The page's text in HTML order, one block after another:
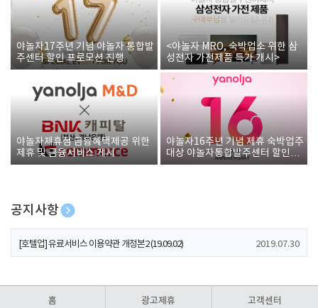
야놀자17주년 기념 야놀자 통합발
주센터 할인 프로모션 진행
<야놀자 MRO, 숙박업소 위한 삼
성전자 가전제품 특가 개시>
야놀자제휴점 금융혜택제공 위한
제휴 및 금융서비스 게시
야놀자16주년 기념 제휴 숙박업주
대상 야놀자통합발주센터 할인쿠
폰 증정
공지사항
[호텔업] 개인정보 처리방침 개정본1 (19.09.02)
[호텔업] 유료서비스 이용약관 개정본2 (19.09.02) 2019.07.30
홈 광고제휴 고객센터